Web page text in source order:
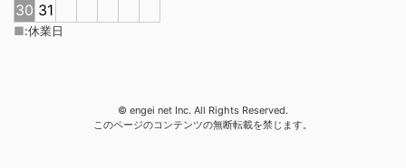
30 31
■:休業日
© engei net Inc. All Rights Reserved.
このページのコンテンツの無断転載を禁じます。